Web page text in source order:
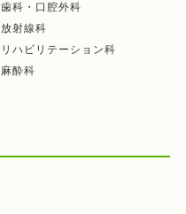
歯科・口腔外科
放射線科
リハビリテーション科
麻酔科